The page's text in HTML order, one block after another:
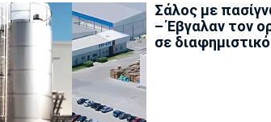
Σάλος με
– Έβγαλαν τον
σε διαφημιστικό